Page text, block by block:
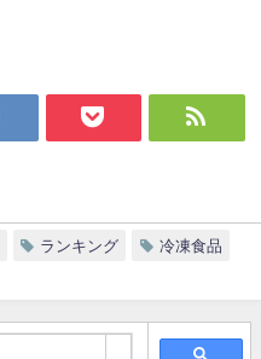
ランキング 冷凍食品